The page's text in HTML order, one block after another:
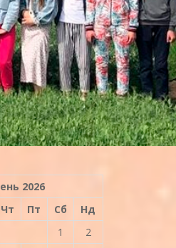
2026
Чт Пт Сб
Нд
1
2